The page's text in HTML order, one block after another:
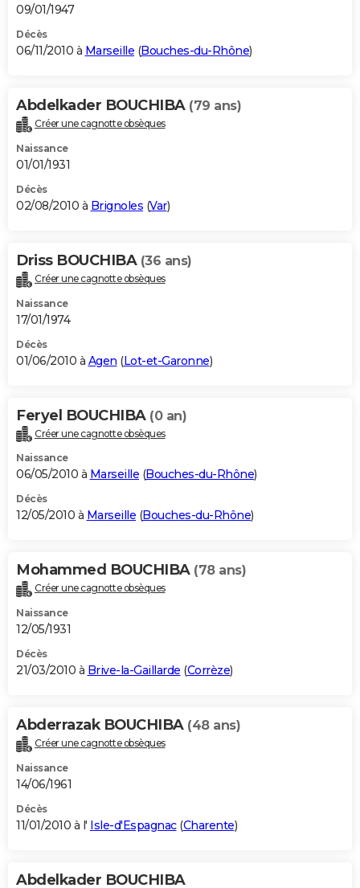
09/01/1947
Décès
06/11/2010 à Marseille (Bouches-du-Rhône)
Abdelkader BOUCHIBA (79 ans)
Créer une cagnotte obsèques
Naissance
01/01/1931
Décès
02/08/2010 à Brignoles (Var)
Driss BOUCHIBA (36 ans)
Créer une cagnotte obsèques
Naissance
17/01/1974
Décès
01/06/2010 à Agen (Lot-et-Garonne)
Feryel BOUCHIBA (0 an)
Créer une cagnotte obsèques
Naissance
06/05/2010 à Marseille (Bouches-du-Rhône)
Décès
12/05/2010 à Marseille (Bouches-du-Rhône)
Mohammed BOUCHIBA (78 ans)
Créer une cagnotte obsèques
Naissance
12/05/1931
Décès
21/03/2010 à Brive-la-Gaillarde (Corrèze)
Abderrazak BOUCHIBA (48 ans)
Créer une cagnotte obsèques
Naissance
14/06/1961
Décès
11/01/2010 à l' Isle-d'Espagnac(Charente)
Abdelkader BOUCHIBA